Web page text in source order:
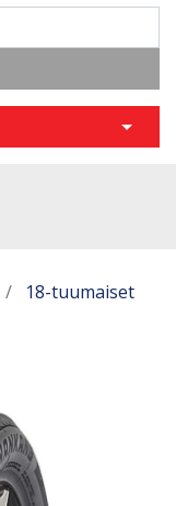
Avaa
18-tuumaiset